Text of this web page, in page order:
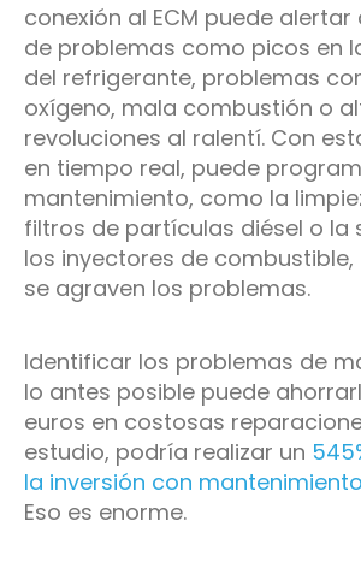
conexión al ECM puede alertar
de problemas como picos en
del refrigerante, problemas
oxígeno, mala combustión o
revoluciones al ralentí. Con
en tiempo real, puede
mantenimiento, como la
filtros de partículas diésel o la
los inyectores de
se agraven los problemas.
Identificar los problemas de
lo antes posible puede
euros en costosas
estudio, podría realizar un
la inversión con
Eso es enorme.